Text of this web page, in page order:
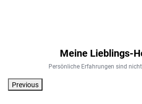
Meine Lieblings-
Persönliche Erfahrungen sind
Previous